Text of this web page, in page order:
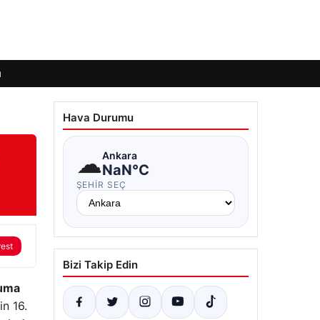
16.
Hava Durumu
☁Ankara
NaN°C
ŞEHIR SEÇ
Bizi Takip Edin